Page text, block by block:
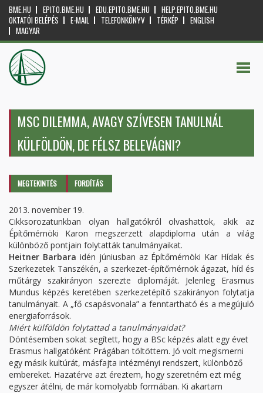
BME.HU EPITO.BME.HU EDU.EPITO.BME.HU
HELP.EPITO.BME.HU
OKTATÓI BELÉPÉS
E-MAIL TELEFONKÖNYV TÉRKÉP
ENGLISH
MAGYAR
MSC DILEMMA, AVAGY SZÍVESEN TANULNÁL
KÜLFÖLDÖN, DE FÉLSZ BELEVÁGNI?
Elsődleges fülek
MEGTEKINTÉS (AKTÍVFORDÍTÁS
2013. november 19.
Cikksorozatunkban olyan hallgatókról olvashattok, akik az
Építőmérnöki Karon megszerzett alapdiploma után a világ
különböző pontjain folytatták tanulmányaikat.
Heitner Barbara idén júniusban az Építőmérnöki Kar Hídak és
Szerkezetek Tanszékén, a szerkezet-építőmérnök ágazat, híd és
műtárgy szakirányon szerezte diplomáját. Jelenleg Erasmus
Mundus képzés keretében szerkezetépítő szakirányon folytatja
tanulmányait. A „fő csapásvonala” a fenntartható és a megújuló
energiaforrások.
Miért külföldön folytattad a tanulmányaidat?
Döntésemben sokat segített, hogy a BSc képzés alatt egy évet
Erasmus hallgatóként Prágában töltöttem. Jó volt megismerni
egy másik kultúrát, másfajta intézményi rendszert, különböző
embereket. Hazatérve azt éreztem, hogy szeretném ezt még
egyszer átélni, de már komolyabb formában. Ki akartam